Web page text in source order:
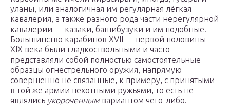
уланы, или аналогичная им регулярная лёгкая
кавалерия, а также разного рода части нерегулярной
кавалерии — казаки, башибузуки и им подобные.
Большинство карабинов XVII — первой половины
XIX века были гладкоствольными и часто
представляли собой полностью самостоятельные
образцы огнестрельного оружия, напрямую
совершенно не связанные, к примеру, с принятыми
в той же армии пехотными ружьями, то есть не
являлись укороченным вариантом чего-либо.